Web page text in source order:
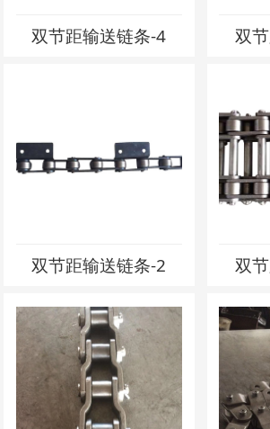
双节距输送链条-4 双
双节距输送链条-2 双